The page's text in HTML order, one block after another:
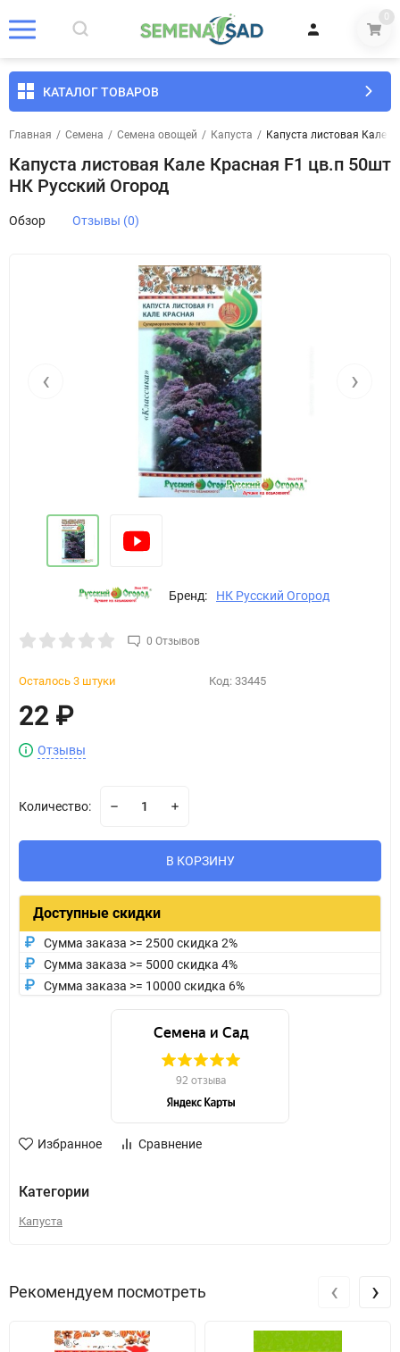
0
КАТАЛОГ ТОВАРОВ
Главная / Семена / Семена овощей / Капуста / Капуста листовая Кале
Капуста листовая Кале Красная F1 цв.п 50шт
НК Русский Огород
Обзор Отзывы (0)
‹ ›
Бренд: НК Русский Огород
0 Отзывов
Осталось 3 штуки Код: 33445
22 ₽
Отзывы
Количество:
В КОРЗИНУ
Доступные скидки
Сумма заказа >= 2500 скидка 2%
Сумма заказа >= 5000 скидка 4%
Сумма заказа >= 10000 скидка 6%
Избранное Сравнение
Категории
Капуста
Рекомендуем посмотреть ‹ ›